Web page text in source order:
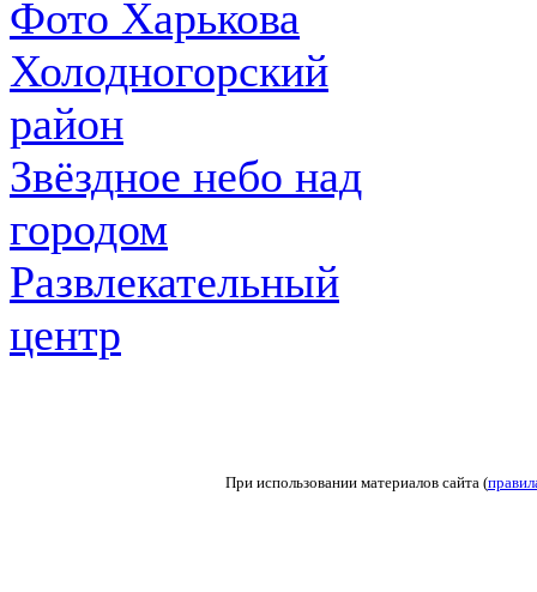
Фото Харькова
Холодногорский
район
Звёздное небо над
городом
Развлекательный
центр
При использовании материалов сайта (